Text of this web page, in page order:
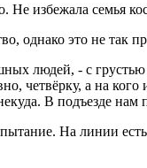
Не избежала семья
однако это не так
людей, - с
четвёрку, а на
В подъезде
На линии